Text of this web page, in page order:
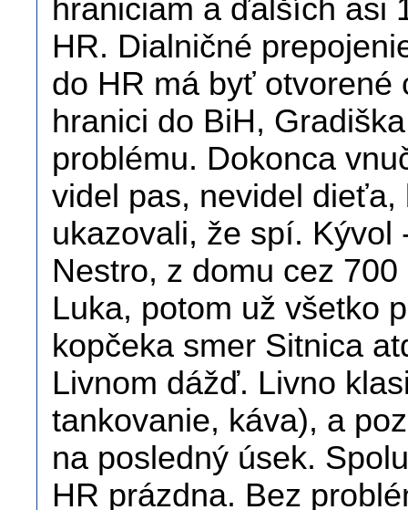
hraniciam a ďalších asi
HR. Dialničné
do HR má byť otvorené
hranici do BiH,
problému. Dokonca
videl pas, nevidel
ukazovali, že spí. Kývol
Nestro, z domu cez
Luka, potom už všetko
kopčeka smer Sitnica
Livnom dážď. Livno
tankovanie, káva), a
na posledný úsek.
HR prázdna. Bez